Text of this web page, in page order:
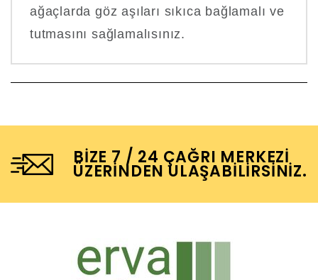
ağaçlarda göz aşıları sıkıca bağlamalı ve
tutmasını sağlamalısınız.
BIZE 7 / 24 ÇAĞRI MERKEZI
ÜZERINDEN ULAŞABILIRSINIZ.